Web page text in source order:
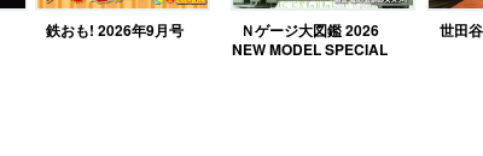
鉄おも! 2026年9月号
Ｎゲージ大図鑑 2026
NEW MODEL SPECIAL
世田